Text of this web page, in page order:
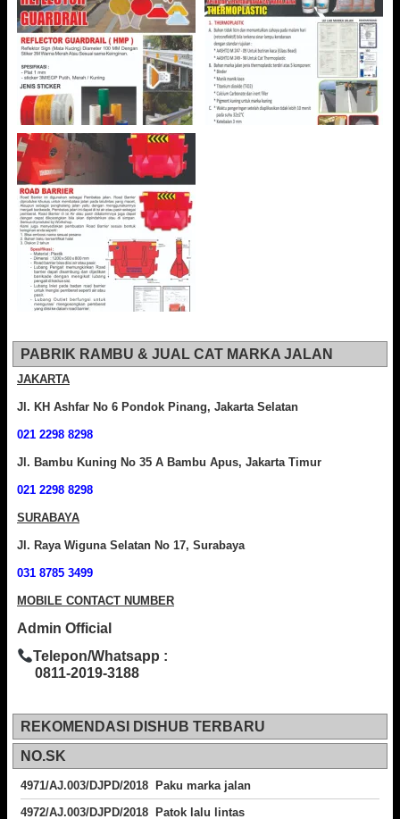
PABRIK RAMBU & JUAL CAT MARKA JALAN
JAKARTA
Jl. KH Ashfar No 6 Pondok Pinang, Jakarta Selatan
021 2298 8298
Jl. Bambu Kuning No 35 A Bambu Apus, Jakarta Timur
021 2298 8298
SURABAYA
Jl. Raya Wiguna Selatan No 17, Surabaya
031 8785 3499
MOBILE CONTACT NUMBER
Admin Official
Telepon/Whatsapp :
0811-2019-3188
REKOMENDASI DISHUB TERBARU
NO.SK
4971/AJ.003/DJPD/2018 Paku marka jalan
4972/AJ.003/DJPD/2018 Patok lalu lintas